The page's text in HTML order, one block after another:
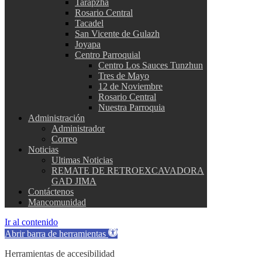
Tarapzha
Rosario Central
Tacadel
San Vicente de Gulazh
Joyapa
Centro Parroquial
Centro Los Sauces Tunzhun
Tres de Mayo
12 de Noviembre
Rosario Central
Nuestra Parroquia
Administración
Administrador
Correo
Noticias
Ultimas Noticias
REMATE DE RETROEXCAVADORA
GAD JIMA
Contáctenos
Mancomunidad
Ir al contenido
Abrir barra de herramientas
Herramientas de accesibilidad